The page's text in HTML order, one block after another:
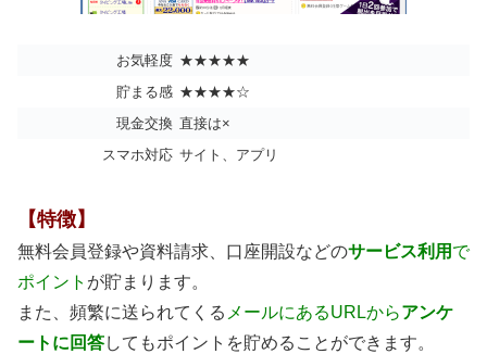
お気軽度 ★★★★★
貯まる感 ★★★★☆
現金交換 直接は×
スマホ対応 サイト、アプリ
【特徴】
無料会員登録や資料請求、口座開設などのサービス利用 で
ポイント が貯まります。
また、頻繁に送られてくる メールにあるURLからアンケ
ートに回答してもポイントを貯めることができます。